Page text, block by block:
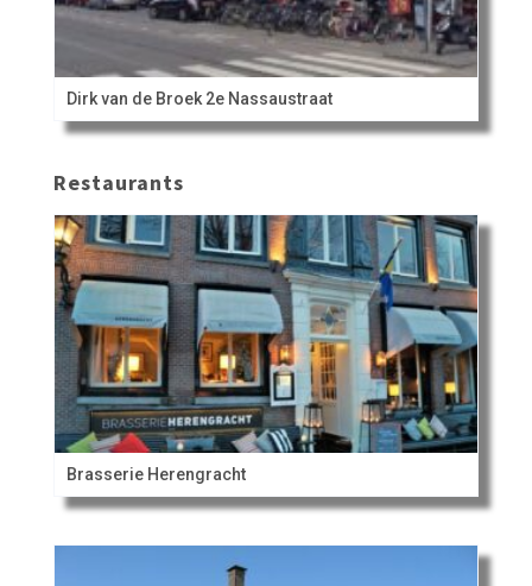
Dirk van de Broek 2e Nassaustraat
Restaurants
Brasserie Herengracht